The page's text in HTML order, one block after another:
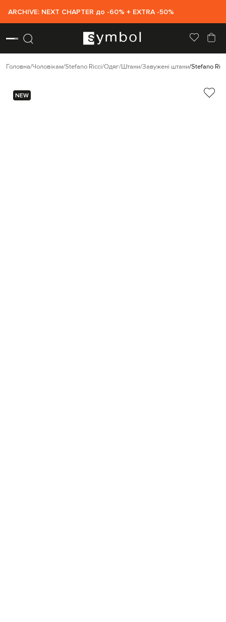
ARCHIVE: NEXT CHAPTER до -60% + EXTRA -50%
Головна Чоловікам Stefano Ricci Одяг Штани Завужені штани Stefano
NEW